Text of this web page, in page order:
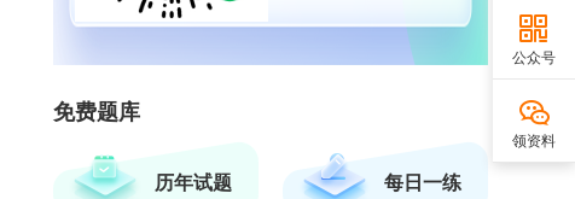
免费题库
历年试题 每日一练
公众号
领资料